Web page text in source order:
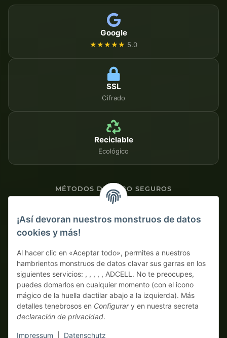
Google
★★★★★ 5.0
SSL
Cifrado
Reciclable
Ecológico
MÉTODOS DE PAGO SEGUROS
Pago por adelantado con descuento
* Todos los precios sin IVA legal., más
¡Así devoran nuestros monstruos de datos
cookies y más!
Al hacer clic en «Aceptar todo», permites a nuestros
hambrientos monstruos de datos clavar sus garras en los
siguientes servicios: , , , , , ADCELL. No te preocupes,
puedes domarlos en cualquier momento (con el icono
mágico de la huella dactilar abajo a la izquierda). Más
detalles tenebrosos en Configurary en nuestra secreta
declaración de privacidad.
Impressum Datenschutz